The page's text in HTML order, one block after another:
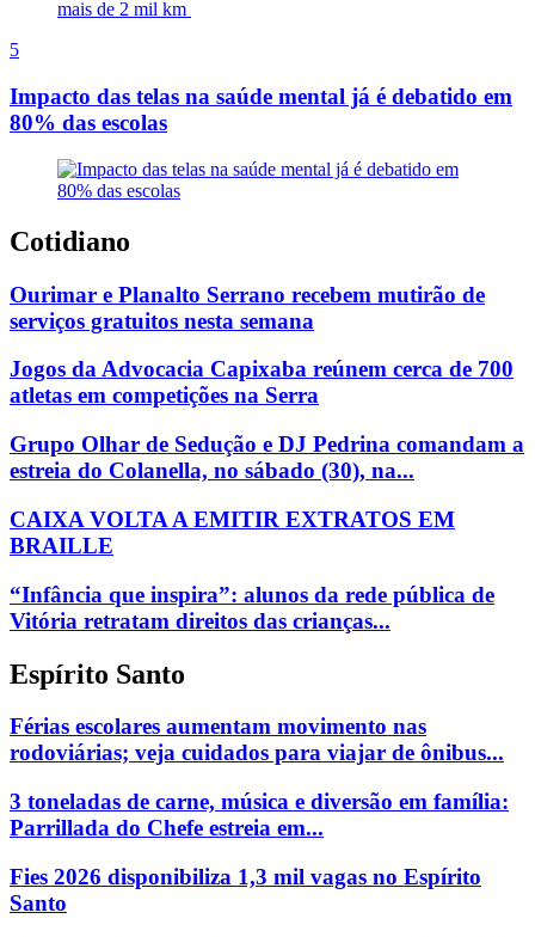
5
Impacto das telas na saúde mental já é debatido em
80% das escolas
Cotidiano
Ourimar e Planalto Serrano recebem mutirão de
serviços gratuitos nesta semana
Jogos da Advocacia Capixaba reúnem cerca de 700
atletas em competições na Serra
Grupo Olhar de Sedução e DJ Pedrina comandam a
estreia do Colanella, no sábado (30), na...
CAIXA VOLTA A EMITIR EXTRATOS EM
BRAILLE
“Infância que inspira”: alunos da rede pública de
Vitória retratam direitos das crianças...
Espírito Santo
Férias escolares aumentam movimento nas
rodoviárias; veja cuidados para viajar de ônibus...
3 toneladas de carne, música e diversão em família:
Parrillada do Chefe estreia em...
Fies 2026 disponibiliza 1,3 mil vagas no Espírito
Santo